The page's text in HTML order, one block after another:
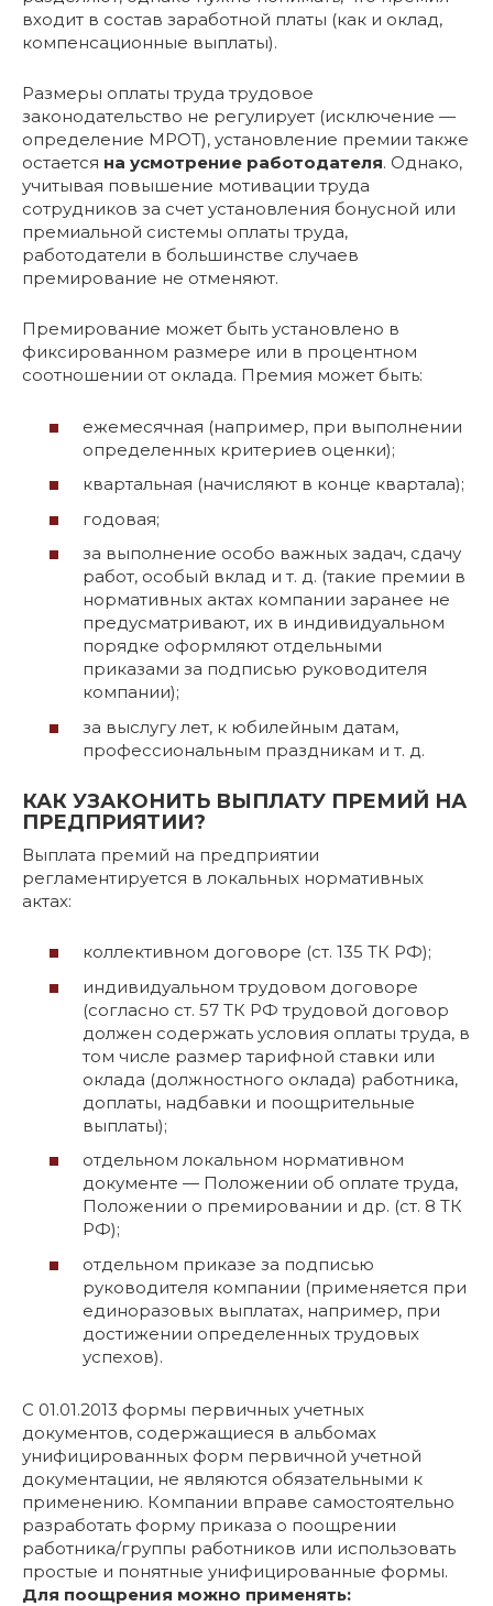
входит в состав заработной платы (как и оклад,
компенсационные выплаты).
Размеры оплаты труда трудовое
законодательство не регулирует (исключение —
определение МРОТ), установление премии также
остается на усмотрение работодателя. Однако,
учитывая повышение мотивации труда
сотрудников за счет установления бонусной или
премиальной системы оплаты труда,
работодатели в большинстве случаев
премирование не отменяют.
Премирование может быть установлено в
фиксированном размере или в процентном
соотношении от оклада. Премия может быть:
ежемесячная (например, при выполнении
определенных критериев оценки);
квартальная (начисляют в конце квартала);
годовая;
за выполнение особо важных задач, сдачу
работ, особый вклад и т. д. (такие премии в
нормативных актах компании заранее не
предусматривают, их в индивидуальном
порядке оформляют отдельными
приказами за подписью руководителя
компании);
за выслугу лет, к юбилейным датам,
профессиональным праздникам и т. д.
КАК УЗАКОНИТЬ ВЫПЛАТУ ПРЕМИЙ НА
ПРЕДПРИЯТИИ?
Выплата премий на предприятии
регламентируется в локальных нормативных
актах:
коллективном договоре (ст. 135 ТК РФ);
индивидуальном трудовом договоре
(согласно ст. 57 ТК РФ трудовой договор
должен содержать условия оплаты труда, в
том числе размер тарифной ставки или
оклада (должностного оклада) работника,
доплаты, надбавки и поощрительные
выплаты);
отдельном локальном нормативном
документе — Положении об оплате труда,
Положении о премировании и др. (ст. 8 ТК
РФ);
отдельном приказе за подписью
руководителя компании (применяется при
единоразовых выплатах, например, при
достижении определенных трудовых
успехов).
С 01.01.2013 формы первичных учетных
документов, содержащиеся в альбомах
унифицированных форм первичной учетной
документации, не являются обязательными к
применению. Компании вправе самостоятельно
разработать форму приказа о поощрении
работника/группы работников или использовать
простые и понятные унифицированные формы.
Для поощрения можно применять: